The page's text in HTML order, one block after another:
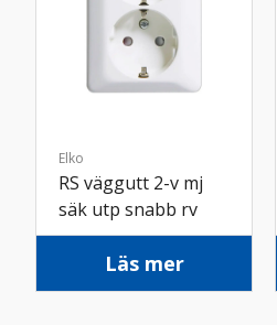
Elko
RS väggutt 2-v mj
säk utp snabb rv
Läs mer